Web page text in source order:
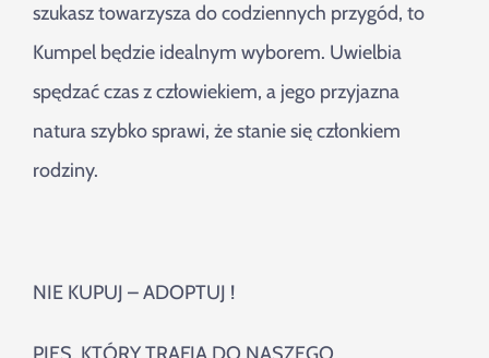
szukasz towarzysza do codziennych przygód, to
Kumpel będzie idealnym wyborem. Uwielbia
spędzać czas z człowiekiem, a jego przyjazna
natura szybko sprawi, że stanie się członkiem
rodziny.
NIE KUPUJ – ADOPTUJ !